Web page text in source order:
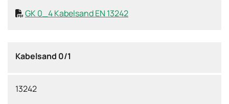
GK 0_4 Kabelsand EN 13242
Kabelsand 0/1
13242